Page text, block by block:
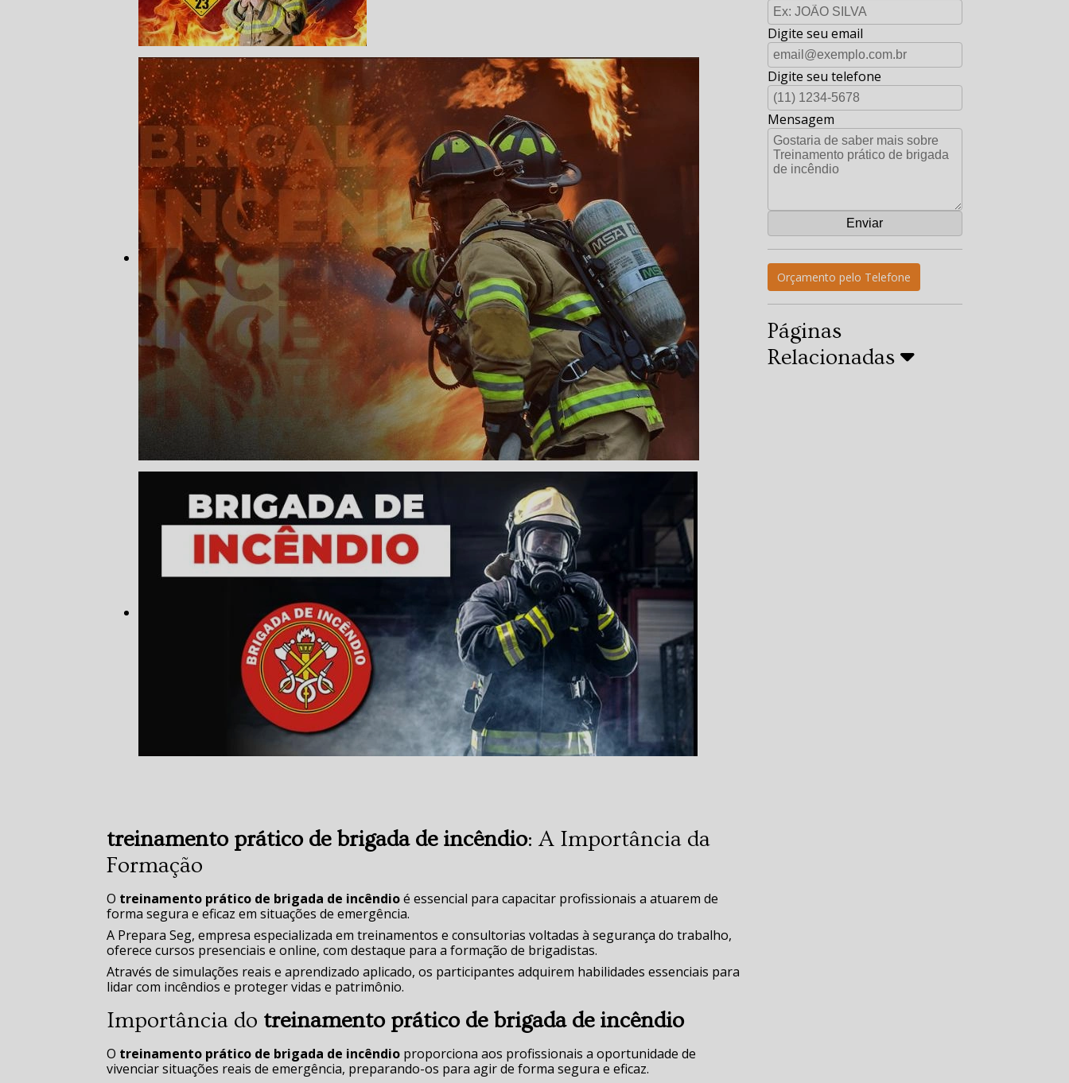
treinamento prático de brigada de incêndio: A Importância da
Formação
O treinamento prático de brigada de incêndioé essencial para capacitar profissionais a atuarem de
forma segura e eficaz em situações de emergência.
A Prepara Seg, empresa especializada em treinamentos e consultorias voltadas à segurança do trabalho,
oferece cursos presenciais e online, com destaque para a formação de brigadistas.
Através de simulações reais e aprendizado aplicado, os participantes adquirem habilidades essenciais para
lidar com incêndios e proteger vidas e patrimônio.
Importância do treinamento prático de brigada de incêndio
O treinamento prático de brigada de incêndio proporciona aos profissionais a oportunidade de
vivenciar situações reais de emergência, preparando-os para agir de forma segura e eficaz.
Digite seu email
Digite seu telefone
Mensagem
Orçamento pelo Telefone
Páginas
Relacionadas